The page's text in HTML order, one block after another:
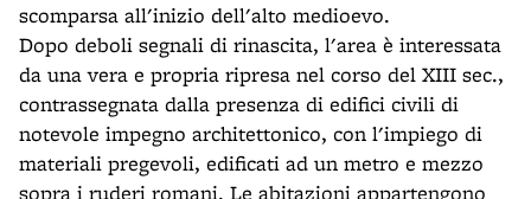
scomparsa all'inizio dell'alto medioevo.
Dopo deboli segnali di rinascita, l'area è interessata
da una vera e propria ripresa nel corso del XIII sec.,
contrassegnata dalla presenza di edifici civili di
notevole impegno architettonico, con l'impiego di
materiali pregevoli, edificati ad un metro e mezzo
sopra i ruderi romani. Le abitazioni appartengono